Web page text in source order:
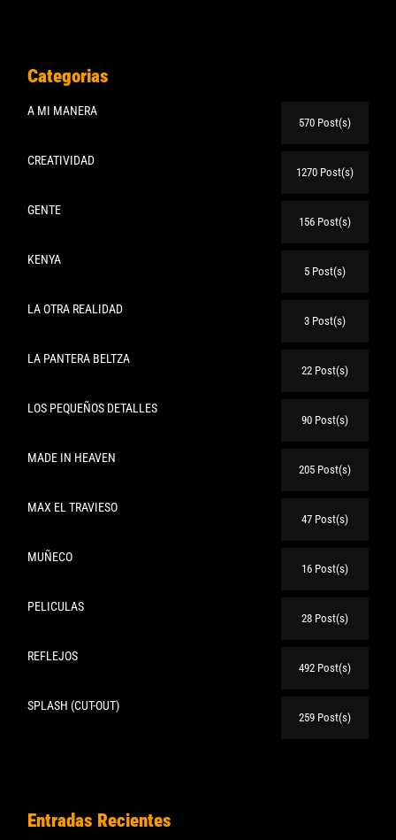
Categorias
A MI MANERA
570 Post(s)
CREATIVIDAD
1270 Post(s)
GENTE
156 Post(s)
KENYA
5 Post(s)
LA OTRA REALIDAD
3 Post(s)
LA PANTERA BELTZA
22 Post(s)
LOS PEQUEÑOS DETALLES
90 Post(s)
MADE IN HEAVEN
205 Post(s)
MAX EL TRAVIESO
47 Post(s)
MUÑECO
16 Post(s)
PELICULAS
28 Post(s)
REFLEJOS
492 Post(s)
SPLASH (CUT-OUT)
259 Post(s)
Entradas Recientes